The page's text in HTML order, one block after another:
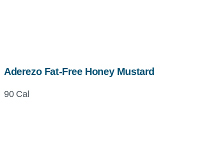
Aderezo Fat-Free Honey Mustard
90 Cal